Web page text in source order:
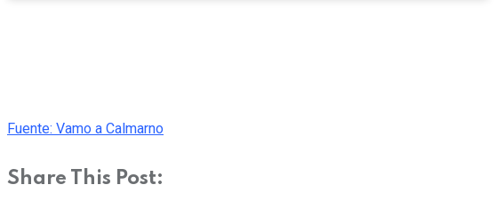
Fuente: Vamo a Calmarno
Share This Post: